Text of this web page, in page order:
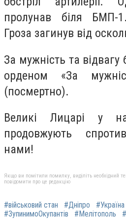
пролунав біля БМП-
Гроза загинув від
За мужність та
орденом «За
(посмертно).
Великі Лицарі у
продовжують
нами!
Якщо ви помітили помилку, виділіть необхідний
повідомити про це редакцію
#військовий стан #Дніпро #Україна
#ЗупинимоОкупантів
#Мелітополь